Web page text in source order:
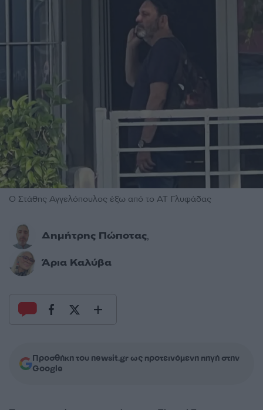
Ο Στάθης Αγγελόπουλος έξω από το ΑΤ Γλυφάδας
Δημήτρης Πώποτας,
Άρια Καλύβα
Προσθήκη του newsit.gr ως προτεινόμενη πηγή στην
Google